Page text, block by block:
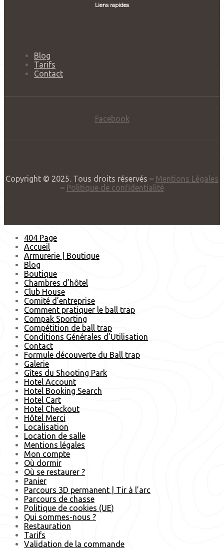
Liens rapides
Blog
Tarifs
Contact
Facebook
Copyright © 2025. Tous droits réservés – Mentions Légales
– Politique de confidentialité
404 Page
Accueil
Armurerie | Boutique
Blog
Boutique
Chambres d’hôtel
Club House
Comité d’entreprise
Comment pratiquer le ball trap
Compak Sporting
Compétition de ball trap
Conditions Générales d’Utilisation
Contact
Formule découverte du Ball trap
Galerie
Gîtes du Shooting Park
Hotel Account
Hotel Booking Search
Hotel Cart
Hotel Checkout
Hôtel Merci
Localisation
Location de salle
Mentions légales
Mon compte
Où dormir
Où se restaurer ?
Panier
Parcours 3D permanent | Tir à l’arc
Parcours de chasse
Politique de cookies (UE)
Qui sommes-nous ?
Restauration
Tarifs
Validation de la commande